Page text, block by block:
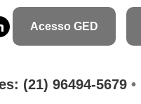
RIOOFFSITE
Acesso GED
(21) 96494-5679 •